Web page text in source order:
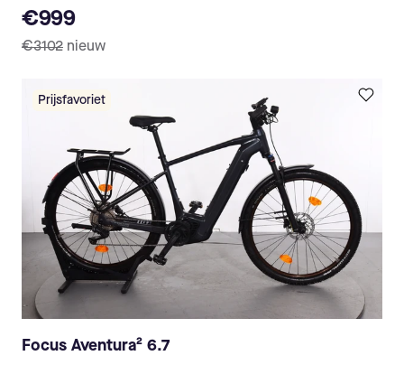
€999
€3102 nieuw
Prijsfavoriet
Focus Aventura² 6.7